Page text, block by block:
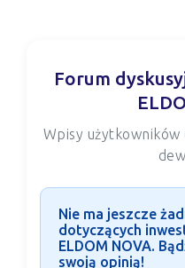
Forum
Wpisy
Nie ma jeszcze
dotyczących
ELDOM NOVA.
swoją opinią!